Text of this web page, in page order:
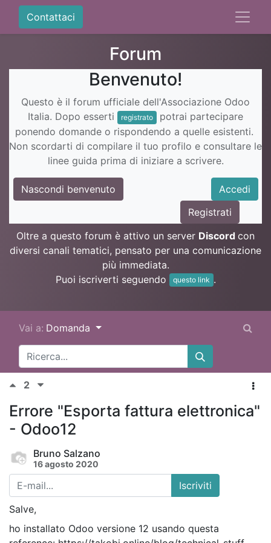
Contattaci
Forum
Benvenuto!
Questo è il forum ufficiale dell'Associazione Odoo
Italia. Dopo esserti
registrato
potrai partecipare
ponendo domande o rispondendo a quelle esistenti.
Non scordarti di compilare il tuo profilo e consultare le
linee guida prima di iniziare a scrivere.
Nascondi benvenuto
Accedi
Registrati
Oltre a questo forum è attivo un server Discord con
diversi canali tematici, pensato per una comunicazione
più immediata.
Puoi iscriverti seguendo
questo link .
Vai a: Domanda
2
Errore "Esporta fattura elettronica"
- Odoo12
Bruno Salzano
16 agosto 2020
Iscriviti
Salve,
ho installato Odoo versione 12 usando questa